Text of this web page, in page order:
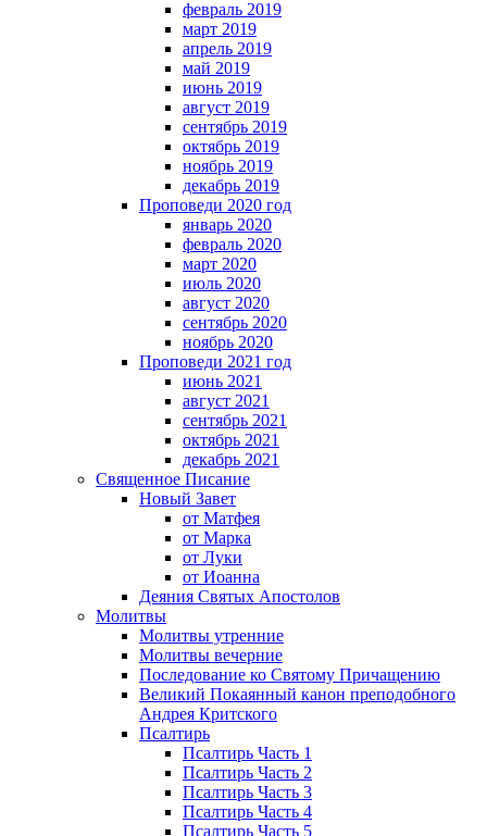
февраль 2019
март 2019
апрель 2019
май 2019
июнь 2019
август 2019
сентябрь 2019
октябрь 2019
ноябрь 2019
декабрь 2019
Проповеди 2020 год
январь 2020
февраль 2020
март 2020
июль 2020
август 2020
сентябрь 2020
ноябрь 2020
Проповеди 2021 год
июнь 2021
август 2021
сентябрь 2021
октябрь 2021
декабрь 2021
Священное Писание
Новый Завет
от Матфея
от Марка
от Луки
от Иоанна
Деяния Святых Апостолов
Молитвы
Молитвы утренние
Молитвы вечерние
Последование ко Святому Причащению
Великий Покаянный канон преподобного
Андрея Критского
Псалтирь
Псалтирь Часть 1
Псалтирь Часть 2
Псалтирь Часть 3
Псалтирь Часть 4
Псалтирь Часть 5